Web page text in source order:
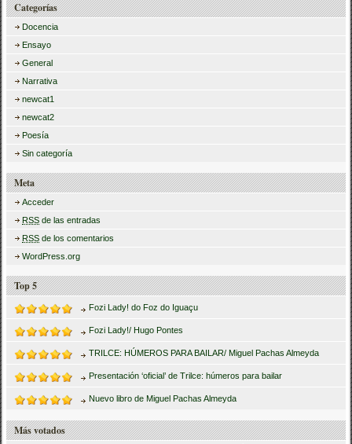
Categorías
Docencia
Ensayo
General
Narrativa
newcat1
newcat2
Poesía
Sin categoría
Meta
Acceder
RSS de las entradas
RSS de los comentarios
WordPress.org
Top 5
Fozi Lady! do Foz do Iguaçu
Fozi Lady!/ Hugo Pontes
TRILCE: HÚMEROS PARA BAILAR/ Miguel Pachas Almeyda
Presentación ‘oficial’ de Trilce: húmeros para bailar
Nuevo libro de Miguel Pachas Almeyda
Más votados